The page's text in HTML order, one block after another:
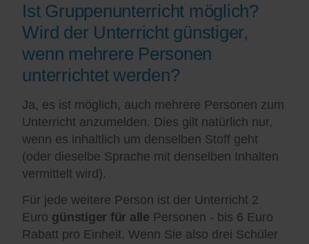
Ist Gruppenunterricht möglich?
Wird der Unterricht günstiger,
wenn mehrere Personen
unterrichtet werden?
Ja, es ist möglich, auch mehrere Personen zum
Unterricht anzumelden. Dies gilt natürlich nur,
wenn es inhaltlich um denselben Stoff geht
(oder dieselbe Sprache mit denselben Inhalten
vermittelt wird).
Für jede weitere Person ist der Unterricht 2
Euro günstiger für alle Personen - bis 6 Euro
Rabatt pro Einheit. Wenn Sie also drei Schüler